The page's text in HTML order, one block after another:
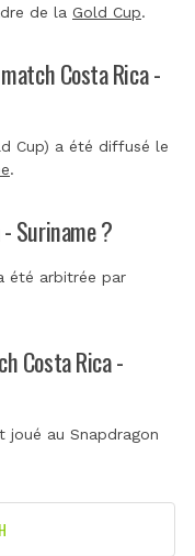
de la Gold Cup.
Costa Rica -
Cup) a été diffusé le
.
Suriname ?
été arbitrée par
Costa Rica -
joué au Snapdragon